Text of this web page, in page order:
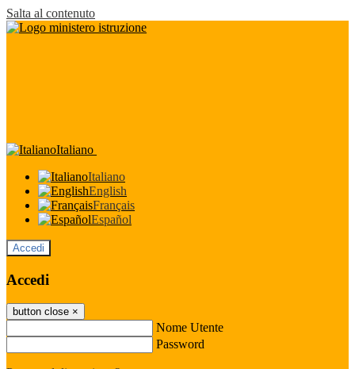
Salta al contenuto
Italiano
Italiano
English
Français
Español
Accedi
Accedi
button close ×
Nome Utente
Password